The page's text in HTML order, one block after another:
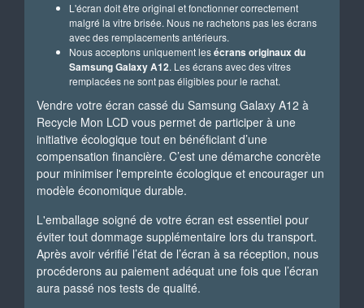
L'écran doit être original et fonctionner correctement
malgré la vitre brisée. Nous ne rachetons pas les écrans
avec des remplacements antérieurs.
Nous acceptons uniquement lesécrans originaux du
Samsung Galaxy A12. Les écrans avec des vitres
remplacées ne sont pas éligibles pour le rachat.
Vendre votre écran cassé du Samsung Galaxy A12 à
Recycle Mon LCD vous permet de participer à une
initiative écologique tout en bénéficiant d’une
compensation financière. C’est une démarche concrète
pour minimiser l'empreinte écologique et encourager un
modèle économique durable.
L'emballage soigné de votre écran est essentiel pour
éviter tout dommage supplémentaire lors du transport.
Après avoir vérifié l’état de l’écran à sa réception, nous
procéderons au paiement adéquat une fois que l’écran
aura passé nos tests de qualité.